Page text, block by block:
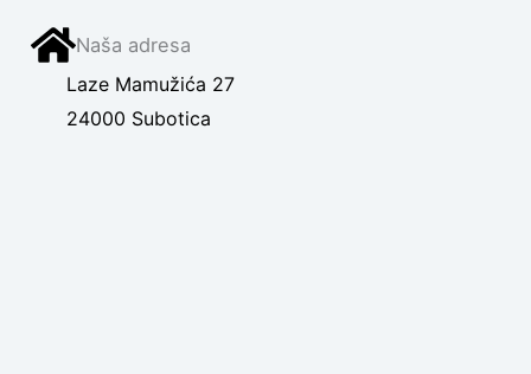
Naša adresa
Laze Mamužića 27
24000 Subotica